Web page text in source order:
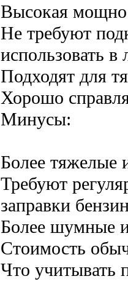
Высокая
Не требуют
использовать
Подходят для
Хорошо
Минусы:
Более тяжелые
Требуют
заправки
Более шумные
Стоимость
Что учитывать